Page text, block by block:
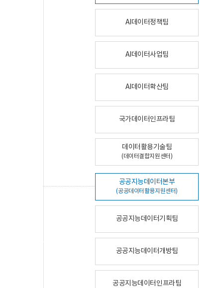
AI데이터정책팀
AI데이터사업팀
AI데이터확산팀
국가데이터인프라팀
데이터활용기술팀
(데이터결합지원센터)
공공지능데이터본부
(공공데이터활용지원센터)
공공지능데이터기획팀
공공지능데이터개방팀
공공지능데이터인프라팀